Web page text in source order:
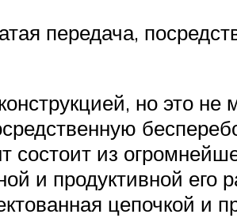
передача,
но это
из
и продуктивной его
цепочкой и